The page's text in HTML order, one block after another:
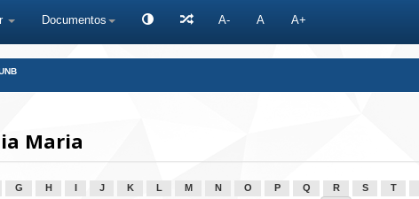
Documentos A- A A+
Maria
G H J K L M N O P Q R S T